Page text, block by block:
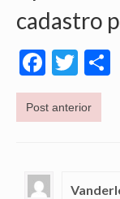
cadastro
Post anterior